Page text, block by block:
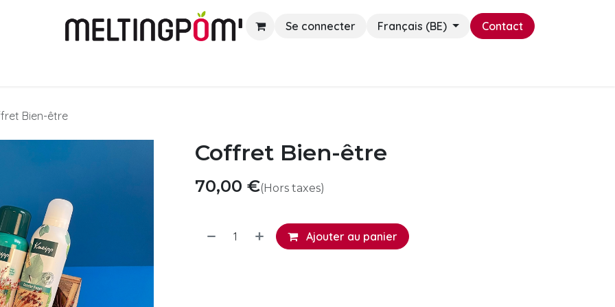
Se connecter
Français (BE) Contact
Bien-être
Coffret Bien-être
70,00 €(Hors taxes)
Ajouter au panier